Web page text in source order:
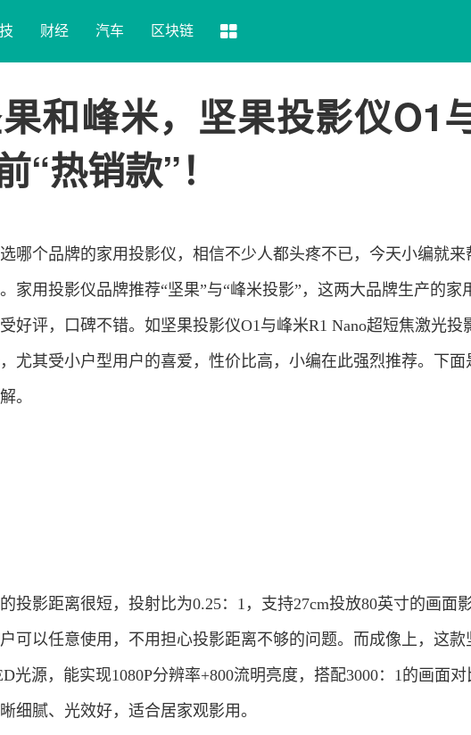
财经 汽车 区块链
和峰米，坚果投影仪O1
热销款”！
哪个品牌的家用投影仪，相信不少人都头疼不已，今天小编就来
家用投影仪品牌推荐“坚果”与“峰米投影”，这两大品牌生产的家
好评，口碑不错。如坚果投影仪O1与峰米R1 Nano超短焦激光投
尤其受小户型用户的喜爱，性价比高，小编在此强烈推荐。下面
。
投影距离很短，投射比为0.25：1，支持27cm投放80英寸的画面影
可以任意使用，不用担心投影距离不够的问题。而成像上，这款
光源，能实现1080P分辨率+800流明亮度，搭配3000：1的画面对
细腻、光效好，适合居家观影用。